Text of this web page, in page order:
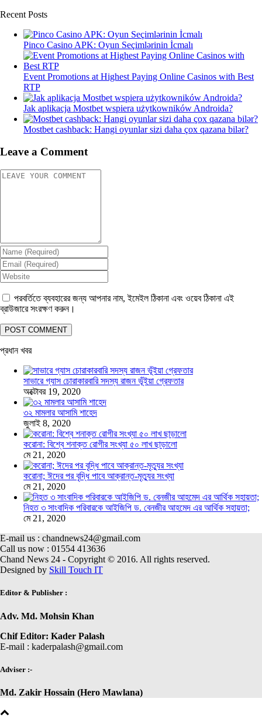
Recent Posts
Pinco Casino APK: Oyun Seçimlərinin İcmalı
Event Promotions at Highest Paying Online Casinos with Best
RTP
Jak aplikacja Mostbet wspiera użytkowników Androida?
Mostbet cashback: Hangi oyunlar sizi daha çox qazana bilər?
Leave a Comment
পরবর্তিতে ব্যবহারের জন্য আপনার নাম, ইমেইল ঠিকানা এবং ওয়েব ঠিকানা এই
ব্রাউজারে সংরক্ষণ করুন।
প্রধান খবর
সাভারে গ্যাস চোরাকারবারি সদস্য রাজন ভূঁইয়া গ্রেফতার
অক্টোবর 19, 2020
৩২ মামলার আসামি শাহেদ
জুলাই 8, 2020
করোনা: বিশ্বে শনাক্ত রোগীর সংখ্যা ৫০ লাখ ছাড়ালো
মে 21, 2020
করোনা; ঈদের পর বৃদ্ধি পাবে আক্রান্ত-মৃত্যুর সংখ্যা
মে 21, 2020
নিহত ৩ সাংবাদিক পরিবারকে আইজিপি ড. বেনজীর আহমেদ এর আর্থিক সহায়তা;
মে 21, 2020
E-mail us : chandnews24@gmail.com
Call us now : 01554 413636
Chand News 24 - Copyright © 2016. All rights reserved.
Designed by Skill Touch IT
Editor & Publisher :
Adv. Md. Mohsin Khan
Chif Editor: Kader Palash
E-mail : kaderpalash@gmail.com
Adviser :-
Md. Zakir Hossain (Hero Mawlana)